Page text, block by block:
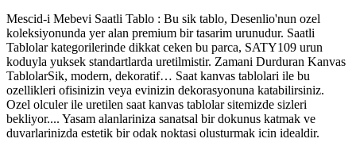
Mescid-i Mebevi Saatli Tablo : Bu sik tablo, Desenlio'nun ozel
koleksiyonunda yer alan premium bir tasarim urunudur. Saatli
Tablolar kategorilerinde dikkat ceken bu parca, SATY109 urun
koduyla yuksek standartlarda uretilmistir. Zamani Durduran Kanvas
TablolarSik, modern, dekoratif… Saat kanvas tablolari ile bu
ozellikleri ofisinizin veya evinizin dekorasyonuna katabilirsiniz.
Ozel olculer ile uretilen saat kanvas tablolar sitemizde sizleri
bekliyor.... Yasam alanlariniza sanatsal bir dokunus katmak ve
duvarlarinizda estetik bir odak noktasi olusturmak icin idealdir.